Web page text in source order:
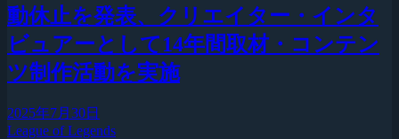
動休止を発表、クリエイター・インタ
ビュアーとして14年間取材・コンテン
ツ制作活動を実施
2025年7月30日
League of Legends